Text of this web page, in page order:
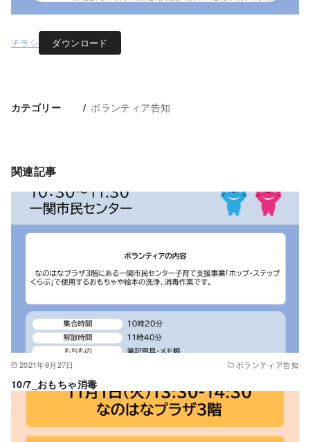
チラシ ダウンロード
カテゴリー ボランティア告知
関連記事
2021年9月27日 ボランティア告知
10/7_おもちゃ消毒